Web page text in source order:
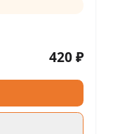
420 ₽